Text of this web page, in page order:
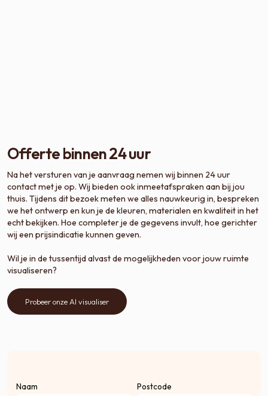
Offerte binnen 24 uur
Na het versturen van je aanvraag nemen wij binnen 24 uur
contact met je op. Wij bieden ook inmeetafspraken aan bij jou
thuis. Tijdens dit bezoek meten we alles nauwkeurig in, bespreken
we het ontwerp en kun je de kleuren, materialen en kwaliteit in het
echt bekijken. Hoe completer je de gegevens invult, hoe gerichter
wij een prijsindicatie kunnen geven.
Wil je in de tussentijd alvast de mogelijkheden voor jouw ruimte
visualiseren?
Probeer onze AI visualiser
Naam Postcode